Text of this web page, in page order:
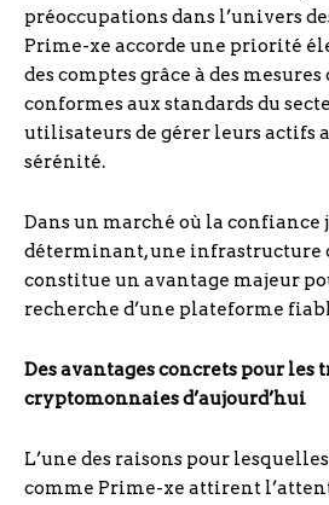
préoccupations dans l’univers
Prime-xe accorde une priorité
des comptes grâce à des
conformes aux standards du
utilisateurs de gérer leurs actifs
sérénité.
Dans un marché où la confiance
déterminant, une infrastructure
constitue un avantage majeur
recherche d’une plateforme
Des avantages concrets pour les
cryptomonnaies d’aujourd’hui
L’une des raisons pour
comme Prime-xe attirent